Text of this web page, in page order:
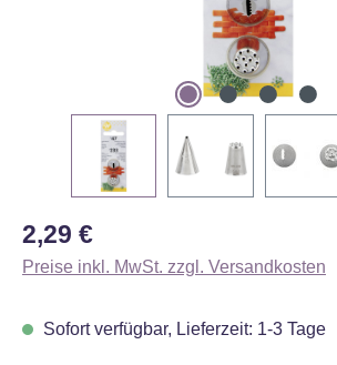
Regulärer Preis:
2,29 €
Preise inkl. MwSt. zzgl. Versandkosten
Sofort verfügbar, Lieferzeit: 1-3 Tage